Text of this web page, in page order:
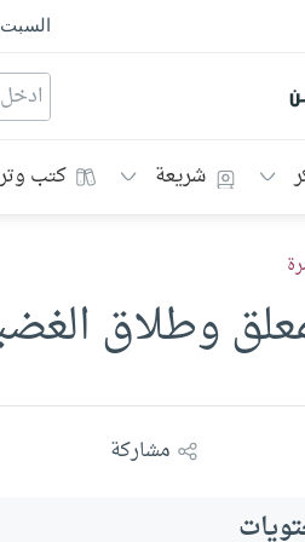
السبت
شريعة كتب
وطلاق
مشاركة